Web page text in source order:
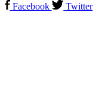
Facebook Twitter